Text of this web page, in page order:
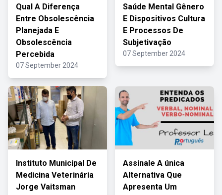
Qual A Diferença
Entre Obsolescência
Planejada E
Obsolescência
Percebida
07 September 2024
Saúde Mental Gênero
E Dispositivos Cultura
E Processos De
Subjetivação
07 September 2024
Instituto Municipal De
Medicina Veterinária
Jorge Vaitsman
Assinale A única
Alternativa Que
Apresenta Um